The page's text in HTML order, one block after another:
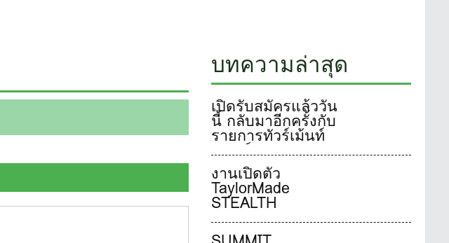
บทความล่าสุด
เปิดรับสมัครแล้ววัน
นี้ กลับมาอีกครั้งกับ
รายการทัวร์เม้นท์
แมทช์ ALPINE X
adidas GOLF
Family & Friends
Golf 2024 การ
แข่งขันกอล์ฟที่ทุก
ท่านรอคอย ลุ้นชิง
งานเปิดตัว
TaylorMade
STEALTH